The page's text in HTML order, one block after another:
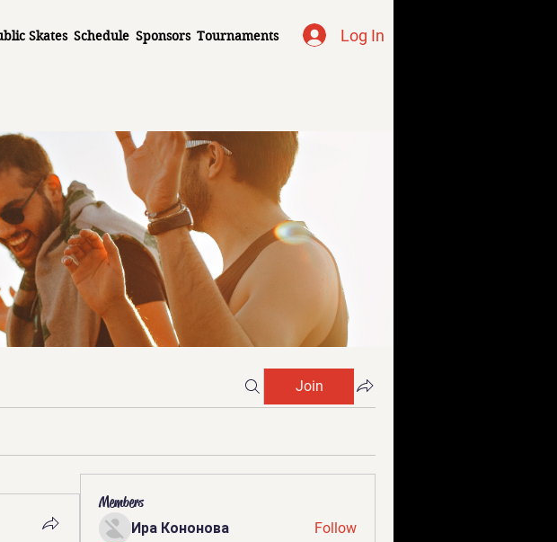
Skates Schedule Sponsors Tournaments Log In
Join
Members
Ира Кононова Follow